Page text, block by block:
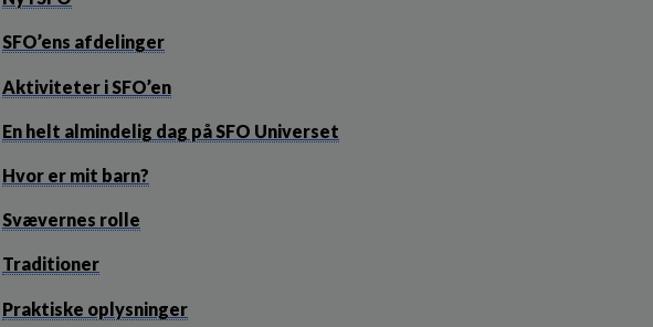
SFO’ens afdelinger
Aktiviteter i SFO’en
En helt almindelig dag på SFO Universet
Hvor er mit barn?
Svævernes rolle
Traditioner
Praktiske oplysninger